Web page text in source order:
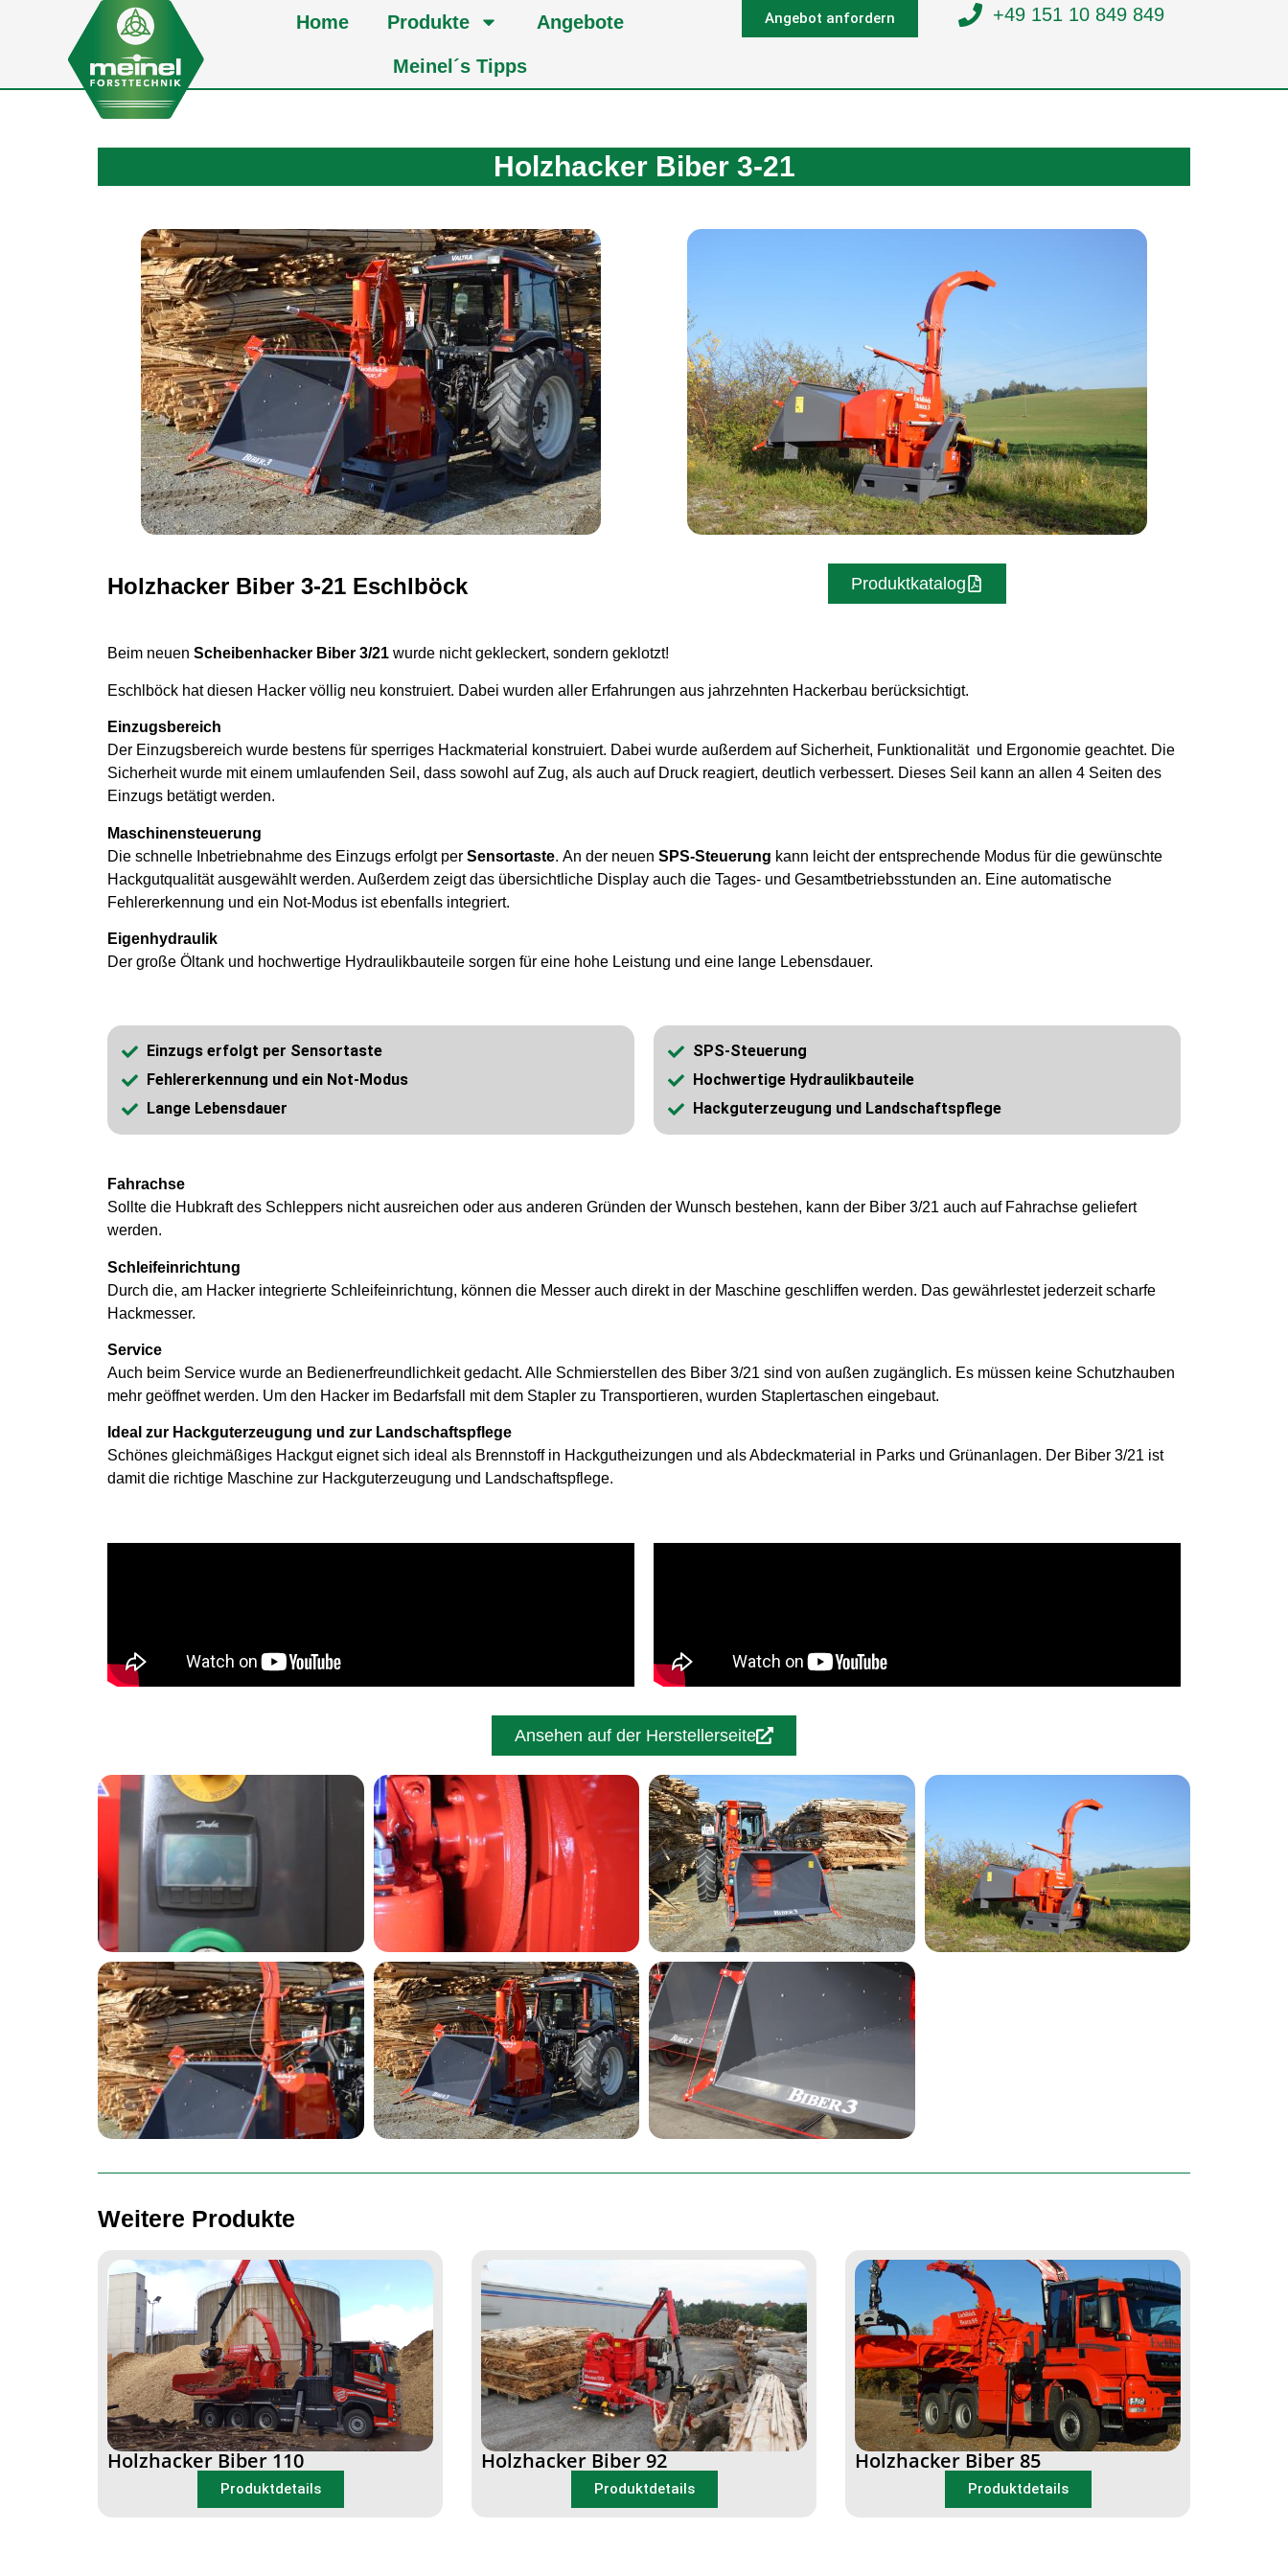
Home Produkte Angebote
Meinel´s Tipps
Angebot anfordern +49 151 10 849 849
Holzhacker Biber 3-21
Holzhacker Biber 3-21 Eschlböck Produktkatalog
Beim neuen Scheibenhacker Biber 3/21 wurde nicht gekleckert, sondern geklotzt!
Eschlböck hat diesen Hacker völlig neu konstruiert. Dabei wurden aller Erfahrungen aus jahrzehnten Hackerbau berücksichtigt.
Einzugsbereich
Der Einzugsbereich wurde bestens für sperriges Hackmaterial konstruiert. Dabei wurde außerdem auf Sicherheit, Funktionalität und Ergonomie geachtet. Die
Sicherheit wurde mit einem umlaufenden Seil, dass sowohl auf Zug, als auch auf Druck reagiert, deutlich verbessert. Dieses Seil kann an allen 4 Seiten des
Einzugs betätigt werden.
Maschinensteuerung
Die schnelle Inbetriebnahme des Einzugs erfolgt per Sensortaste. An der neuen SPS-Steuerung kann leicht der entsprechende Modus für die gewünschte
Hackgutqualität ausgewählt werden. Außerdem zeigt das übersichtliche Display auch die Tages- und Gesamtbetriebsstunden an. Eine automatische
Fehlererkennung und ein Not-Modus ist ebenfalls integriert.
Eigenhydraulik
Der große Öltank und hochwertige Hydraulikbauteile sorgen für eine hohe Leistung und eine lange Lebensdauer.
Einzugs erfolgt per Sensortaste
Fehlererkennung und ein Not-Modus
Lange Lebensdauer
SPS-Steuerung
Hochwertige Hydraulikbauteile
Hackguterzeugung und Landschaftspflege
Fahrachse
Sollte die Hubkraft des Schleppers nicht ausreichen oder aus anderen Gründen der Wunsch bestehen, kann der Biber 3/21 auch auf Fahrachse geliefert
werden.
Schleifeinrichtung
Durch die, am Hacker integrierte Schleifeinrichtung, können die Messer auch direkt in der Maschine geschliffen werden. Das gewährlestet jederzeit scharfe
Hackmesser.
Service
Auch beim Service wurde an Bedienerfreundlichkeit gedacht. Alle Schmierstellen des Biber 3/21 sind von außen zugänglich. Es müssen keine Schutzhauben
mehr geöffnet werden. Um den Hacker im Bedarfsfall mit dem Stapler zu Transportieren, wurden Staplertaschen eingebaut.
Ideal zur Hackguterzeugung und zur Landschaftspflege
Schönes gleichmäßiges Hackgut eignet sich ideal als Brennstoff in Hackgutheizungen und als Abdeckmaterial in Parks und Grünanlagen. Der Biber 3/21 ist
damit die richtige Maschine zur Hackguterzeugung und Landschaftspflege.
Ansehen auf der Herstellerseite
Weitere Produkte
Holzhacker Biber 110
Produktdetails
Holzhacker Biber 92
Produktdetails
Holzhacker Biber 85
Produktdetails